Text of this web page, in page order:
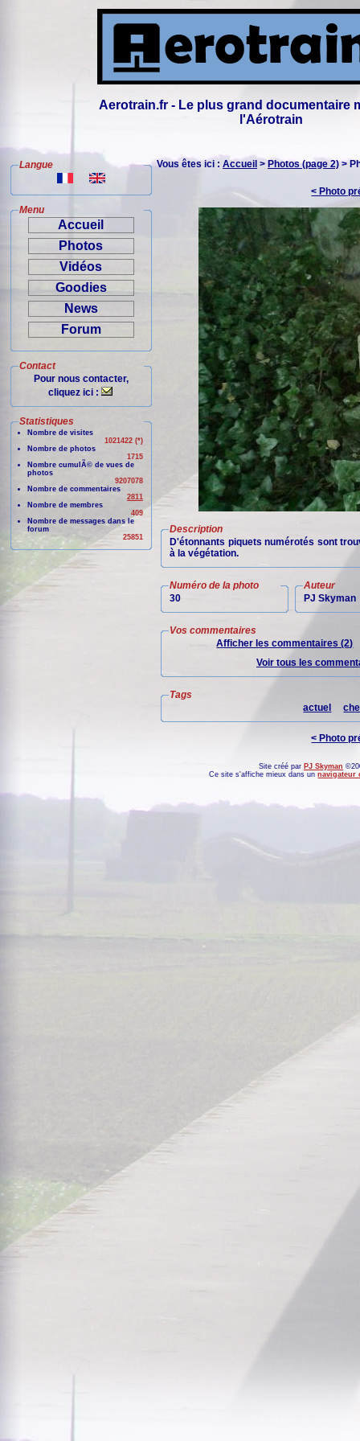
Aerotrain.fr - Le plus grand documentaire
l'Aérotrain
Langue
Menu
Accueil
Photos
Vidéos
Goodies
News
Forum
Contact
Pour nous contacter,
cliquez ici :
Statistiques
Nombre de visites
1021422 (*)
Nombre de photos
1715
Nombre cumulÃ© de vues de
photos
9207078
Nombre de commentaires
2811
Nombre de membres
409
Nombre de messages dans le
forum
25851
Vous êtes ici : Accueil > Photos (page 2)>
< Photo
Description
D'étonnants piquets numérotés sont
à la végétation.
Numéro de la photo
30
Auteur
PJ Skyman
Vos commentaires
Afficher les commentaires (2)
Voir tous les
Tags
actuel
< Photo
Site créé par PJ Skyman
Ce site s'affiche mieux dans unnavigateur